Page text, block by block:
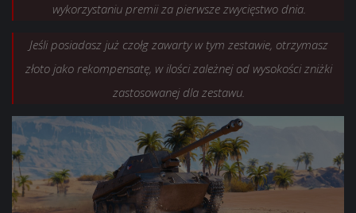
wykorzystaniu premii za pierwsze zwycięstwo dnia.
Jeśli posiadasz już czołg zawarty w tym zestawie, otrzymasz
złoto jako rekompensatę, w ilości zależnej od wysokości zniżki
zastosowanej dla zestawu.